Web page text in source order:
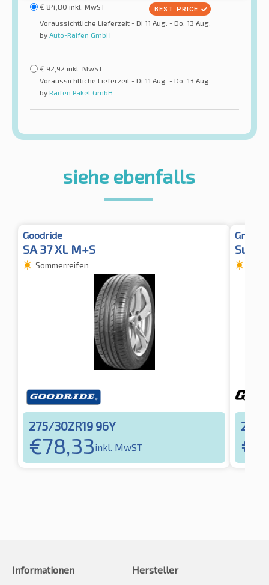
€ 84,80 inkl. MwST
Voraussichtliche Lieferzeit - Di 11 Aug. - Do. 13 Aug.
by Auto-Raifen GmbH
€ 92,92 inkl. MwST
Voraussichtliche Lieferzeit - Di 11 Aug. - Do. 13 Aug.
by Raifen Paket GmbH
siehe ebenfalls
Goodride
SA 37 XL M+S
Sommerreifen
275/30ZR19 96Y
€78,33inkl. MwST
275/
€
Informationen
Hersteller